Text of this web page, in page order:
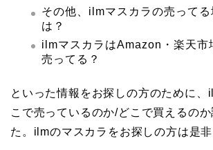
その他、ilmマスカラの売って
は？
ilmマスカラはAmazon・楽天市
売ってる？
といった情報をお探しの方のために、
こで売っているのか/どこで買えるの
た。ilmのマスカラをお探しの方は是非